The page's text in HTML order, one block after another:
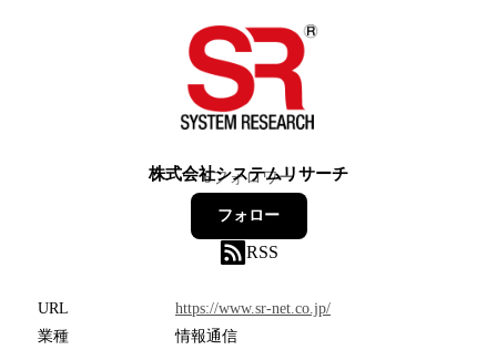
株式会社システムリサーチ
6フォロワー
フォロー
RSS
URL
https://www.sr-net.co.jp/
業種
情報通信